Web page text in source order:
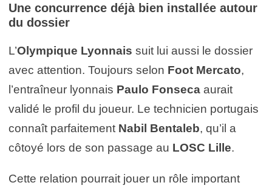
Une concurrence déjà bien installée autour
du dossier
L’Olympique Lyonnais suit lui aussi le dossier
avec attention. Toujours selon Foot Mercato,
l’entraîneur lyonnais Paulo Fonseca aurait
validé le profil du joueur. Le technicien portugais
connaît parfaitement Nabil Bentaleb, qu’il a
côtoyé lors de son passage au LOSC Lille.
Cette relation pourrait jouer un rôle important